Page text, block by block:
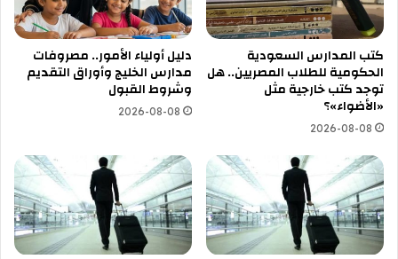
كتب المدارس السعودية
الحكومية للطلاب المصريين.. هل
توجد كتب خارجية مثل
«الأضواء»؟
2026-08-08
دليل أولياء الأمور.. مصروفات
مدارس الخليج وأوراق التقديم
وشروط القبول
2026-08-08